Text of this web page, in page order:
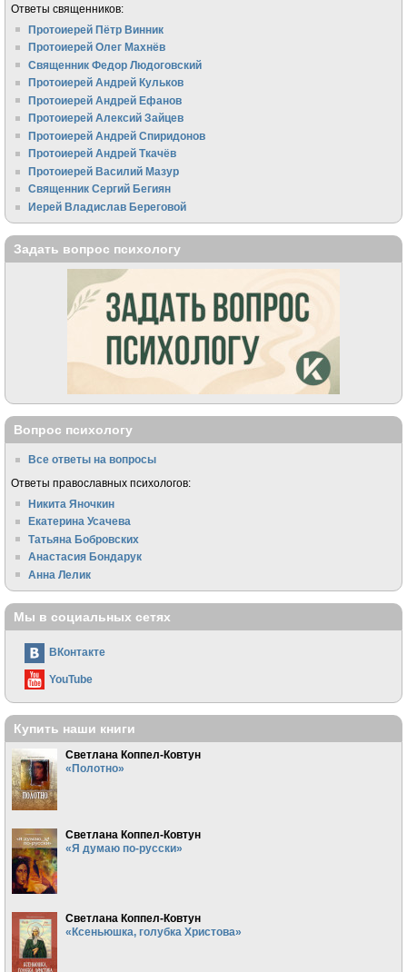
Ответы священников:
Протоиерей Пётр Винник
Протоиерей Олег Махнёв
Священник Федор Людоговский
Протоиерей Андрей Кульков
Протоиерей Андрей Ефанов
Протоиерей Алексий Зайцев
Протоиерей Андрей Спиридонов
Протоиерей Андрей Ткачёв
Протоиерей Василий Мазур
Священник Сергий Бегиян
Иерей Владислав Береговой
Задать вопрос психологу
Вопрос психологу
Все ответы на вопросы
Ответы православных психологов:
Никита Яночкин
Екатерина Усачева
Татьяна Бобровских
Анастасия Бондарук
Анна Лелик
Мы в социальных сетях
ВКонтакте
YouTube
Купить наши книги
Светлана Коппел-Ковтун
«Полотно»
Светлана Коппел-Ковтун
«Я думаю по-русски»
Светлана Коппел-Ковтун
«Ксеньюшка, голубка Христова»